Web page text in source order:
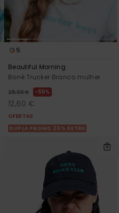
5
Beautiful Morning
Boné Trucker Branco mulher
28,00 € 55%
12,60 €
OFERTAS
DUPLA PROMO 25% EXTRA